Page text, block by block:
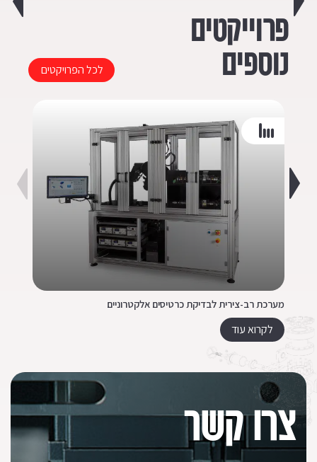
פרוייקטים
נוספים
לכל הפרויקטים
מערכת רב-צירית לבדיקת כרטיסים אלקטרוניים
לקרוא עוד
צרו קשר